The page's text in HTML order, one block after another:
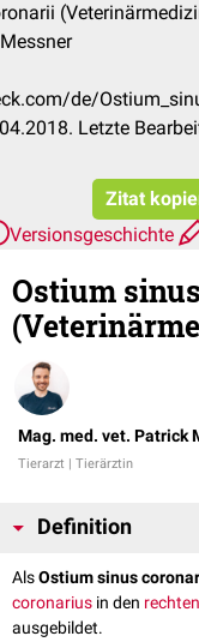
de/
Letzte
Zitat
Versionsgeschichte
Ostium
Mag. med. vet. Patrick
Tierarzt | Tierärztin
Definition
AlsOstium sinus
coronarius in den
ausgebildet.